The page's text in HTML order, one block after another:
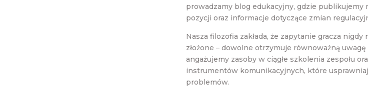
prowadzamy blog edukacyjny, gdzie publikujemy
pozycji oraz informacje dotyczące zmian
Nasza filozofia zakłada, że zapytanie gracza
złożone – dowolne otrzymuje równoważną
angażujemy zasoby w ciągłe szkolenia zespołu
instrumentów komunikacyjnych, które
problemów.